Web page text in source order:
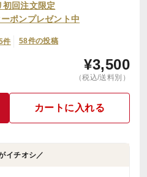
回注文限定
ポンプレゼント中
件 58件の投稿
¥3,500
（税込/送料別）
カートに入れる
イチオシ／